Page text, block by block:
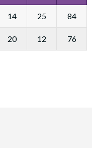
14 25 84
20 12 76